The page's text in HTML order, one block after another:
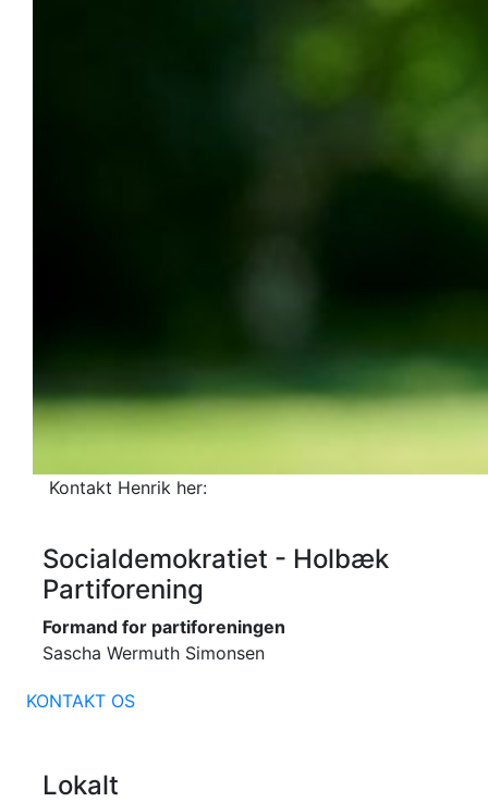
Kontakt Henrik her:
Socialdemokratiet - Holbæk
Partiforening
Formand for partiforeningen
Sascha Wermuth Simonsen
KONTAKT OS
Lokalt